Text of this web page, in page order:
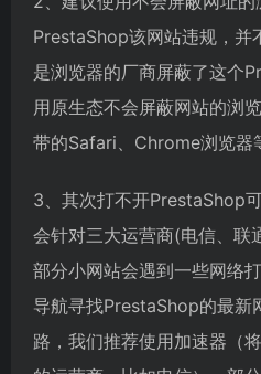
PrestaShop该网站违规，并
是浏览器的厂商屏蔽了这个
用原生态不会屏蔽网站的浏
带的Safari、Chrome浏览器
3、其次打不开PrestaShop
会针对三大运营商(电信、联
部分小网站会遇到一些网络
导航寻找PrestaShop的最新
路，我们推荐使用加速器（